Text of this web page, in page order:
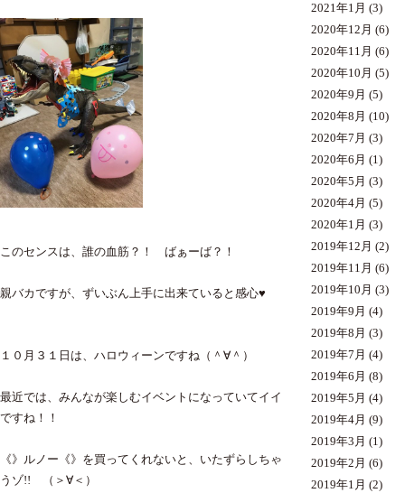
このセンスは、誰の血筋？！ ばぁーば？！
親バカですが、ずいぶん上手に出来ていると感心♥
１０月３１日は、ハロウィーンですね（＾∀＾）
最近では、みんなが楽しむイベントになっていてイイ
ですね！！
《》ルノー《》を買ってくれないと、いたずらしちゃ
うゾ!! （＞∀＜）
2021年1月 (3)
2020年12月 (6)
2020年11月 (6)
2020年10月 (5)
2020年9月 (5)
2020年8月 (10)
2020年7月 (3)
2020年6月 (1)
2020年5月 (3)
2020年4月 (5)
2020年1月 (3)
2019年12月 (2)
2019年11月 (6)
2019年10月 (3)
2019年9月 (4)
2019年8月 (3)
2019年7月 (4)
2019年6月 (8)
2019年5月 (4)
2019年4月 (9)
2019年3月 (1)
2019年2月 (6)
2019年1月 (2)